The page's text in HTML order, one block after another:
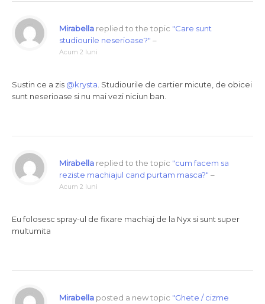
Mirabella replied to the topic "Care sunt
studiourile neserioase?" –
Acum 2 luni
Sustin ce a zis @krysta . Studiourile de cartier micute, de obicei
sunt neserioase si nu mai vezi niciun ban.
Mirabella replied to the topic "cum facem sa
reziste machiajul cand purtam masca?" –
Acum 2 luni
Eu folosesc spray-ul de fixare machiaj de la Nyx si sunt super
multumita
Mirabella posted a new topic "Ghete / cizme